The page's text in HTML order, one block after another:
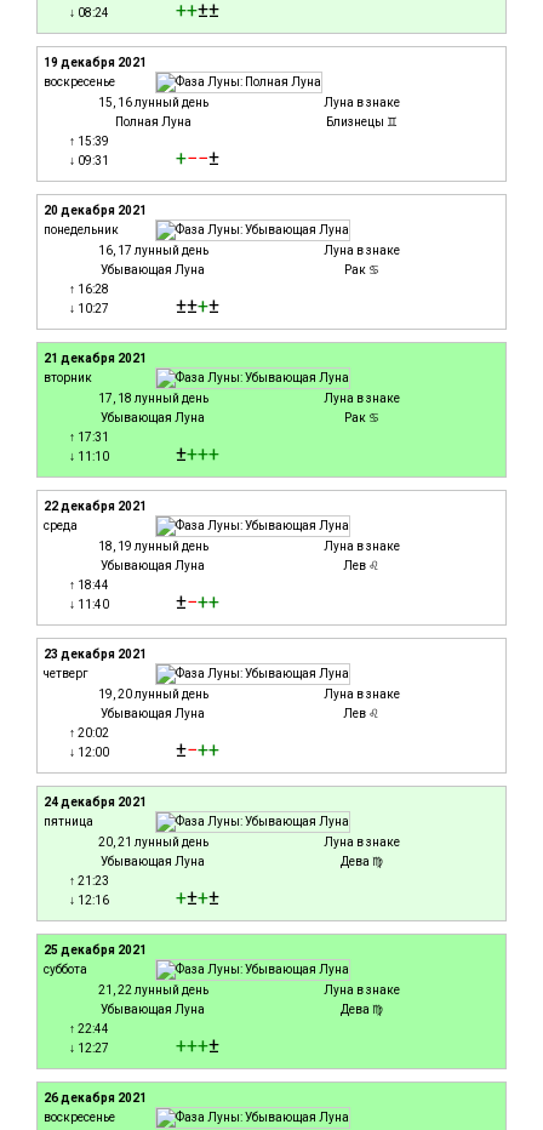
↓ 08:24 ++±±
19 декабря 2021
воскресенье
15, 16 лунный день
Полная Луна
Луна в знаке
Близнецы ♊
↑ 15:39
↓ 09:31
+−−±
20 декабря 2021
понедельник
16, 17 лунный день
Убывающая Луна
Луна в знаке
Рак ♋
↑ 16:28
↓ 10:27
±±+±
21 декабря 2021
вторник
17, 18 лунный день
Убывающая Луна
Луна в знаке
Рак ♋
↑ 17:31
↓ 11:10
±+++
22 декабря 2021
среда
18, 19 лунный день
Убывающая Луна
Луна в знаке
Лев ♌
↑ 18:44
↓ 11:40
±−++
23 декабря 2021
четверг
19, 20 лунный день
Убывающая Луна
Луна в знаке
Лев ♌
↑ 20:02
↓ 12:00
±−++
24 декабря 2021
пятница
20, 21 лунный день
Убывающая Луна
Луна в знаке
Дева ♍
↑ 21:23
↓ 12:16
+±+±
25 декабря 2021
суббота
21, 22 лунный день
Убывающая Луна
Луна в знаке
Дева ♍
↑ 22:44
↓ 12:27
+++±
26 декабря 2021
воскресенье